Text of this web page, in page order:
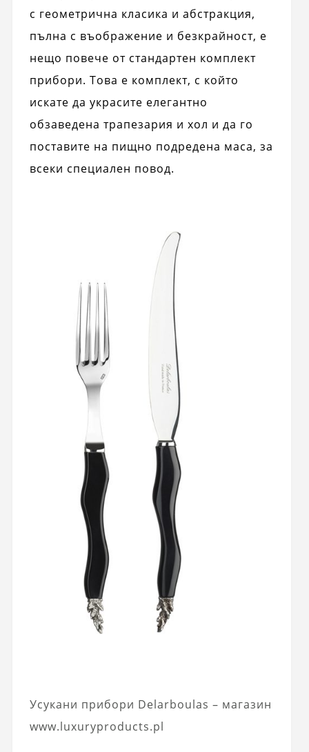
с геометрична класика и абстракция,
пълна с въображение и безкрайност, е
нещо повече от стандартен комплект
прибори. Това е комплект, с който
искате да украсите елегантно
обзаведена трапезария и хол и да го
поставите на пищно подредена маса, за
всеки специален повод.
Усукани прибори Delarboulas – магазин
www.luxuryproducts.pl